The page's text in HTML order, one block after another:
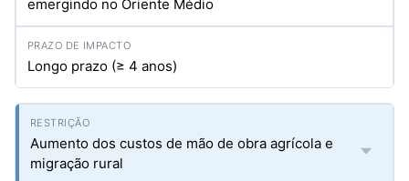
emergindo no Oriente Médio
Longo prazo (≥ 4 anos)
Aumento dos custos de mão de obra agrícola e
migração rural